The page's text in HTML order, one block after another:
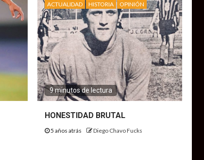
ACTUALIDAD HISTORIA OPINIÓN
9 minutos de lectura
HONESTIDAD BRUTAL
5 años atrás Diego Chavo Fucks